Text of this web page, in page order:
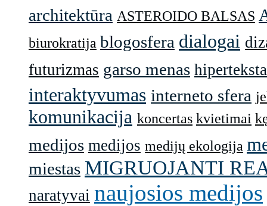
architektūra ASTEROIDO BALSAS
biurokratija blogosfera dialogai
futurizmas garso menas
interaktyvumas interneto sfera
komunikacija koncertas kvietimai
medijos medijos medijų ekologija
miestas MIGRUOJANTI
naratyvai naujosios medijos